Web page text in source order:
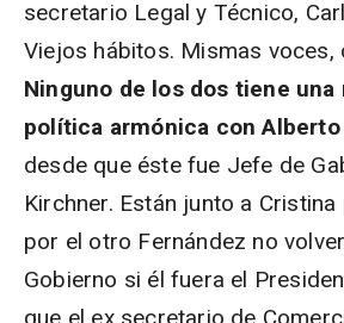
secretario Legal y Técnico,
Viejos hábitos. Mismas voces,
Ninguno de los dos tiene una
política armónica con
desde que éste fue Jefe de
Kirchner. Están junto a
por el otro Fernández no
Gobierno si él fuera el